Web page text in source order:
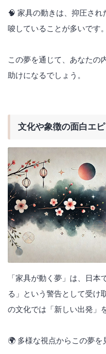
🧠 家具の動きは、抑圧さ
唆していることが多いです。
この夢を通じて、あなたの
助けになるでしょう。
文化や象徴の面白エ
「家具が動く夢」は、日
る」という警告として受け
の文化では「新しい出発」
🌍 多様な視点からこの夢を